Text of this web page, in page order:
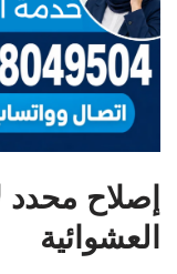
إصلاح محدد
العشوائية